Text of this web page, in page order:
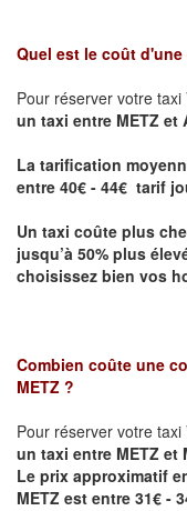
Quel est le coût
Pour réserver votre
un taxi entre METZ et
La tarification
entre 40€ - 44€ tarif
Un taxi coûte plus
jusqu’à 50% plus
choisissez bien vos
Combien coûte une
METZ ?
Pour réserver votre
un taxi entre METZ et
Le prix approximatif
METZ est entre 31€ -